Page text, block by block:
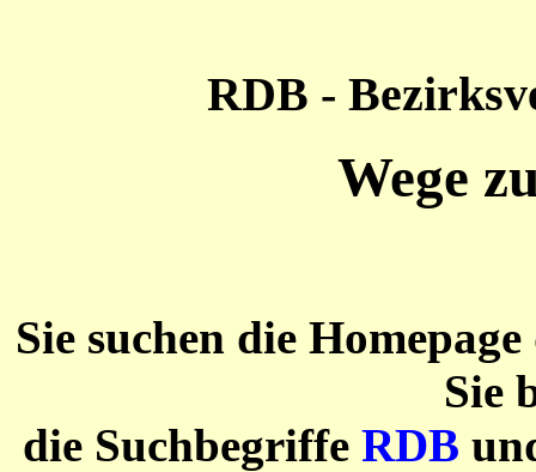
RDB -
Wege
Sie suchen die
Sie
die Suchbegriffe RDB